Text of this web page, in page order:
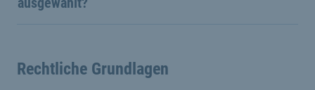
Rechtliche Grundlagen